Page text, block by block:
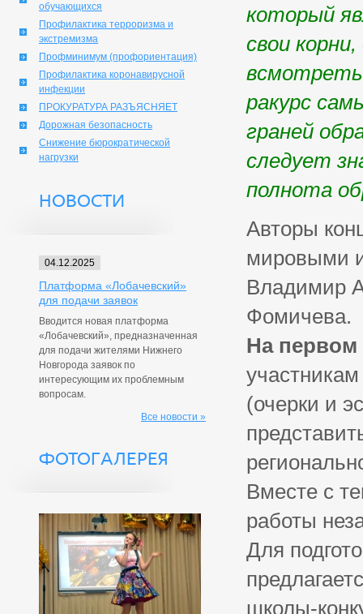
обучающихся
Профилактика терроризма и
экстремизма
Профминимум (профориентация)
Профилактика коронавирусной
инфекции
ПРОКУРАТУРА РАЗЪЯСНЯЕТ
Дорожная безопасность
Снижение бюрократической
нагрузки
НОВОСТИ
04.12.2025
Платформа «Лобачевский»
для подачи заявок
Вводится новая платформа
«Лобачевский», предназначенная
для подачи жителями Нижнего
Новгорода заявок по
интересующим их проблемным
вопросам.
Все новости »
ФОТОГАЛЕРЕЯ
который
свои
ракурс
граней
следует
полнота
Авторы
мировыми
Владимир
Фомичева.
На первом
(очерки и
Вместе с
работы
Для
школы-